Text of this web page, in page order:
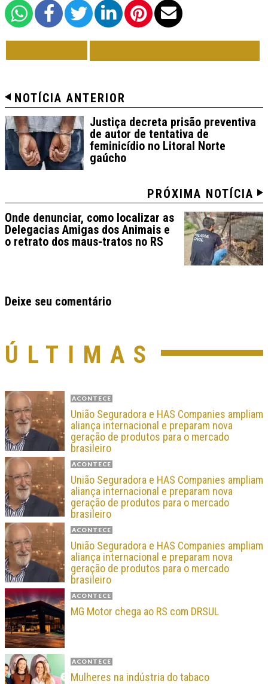
NOTÍCIA ANTERIOR
Justiça decreta prisão preventiva
de autor de tentativa de
feminicídio no Litoral Norte
gaúcho
PRÓXIMA NOTÍCIA
Onde denunciar, como localizar as
Delegacias Amigas dos Animais e
o retrato dos maus-tratos no RS
Deixe seu comentário
ÚLTIMAS
ACONTECE
União Seguradora e HAS Companies ampliam
aliança internacional e preparam nova
geração de produtos para o mercado
brasileiro
ACONTECE
União Seguradora e HAS Companies ampliam
aliança internacional e preparam nova
geração de produtos para o mercado
brasileiro
ACONTECE
União Seguradora e HAS Companies ampliam
aliança internacional e preparam nova
geração de produtos para o mercado
brasileiro
ACONTECE
MG Motor chega ao RS com DRSUL
ACONTECE
Mulheres na indústria do tabaco